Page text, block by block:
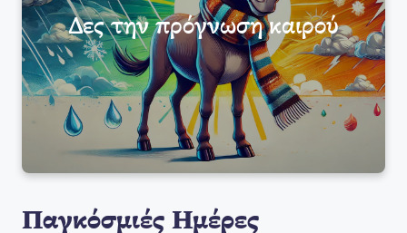
Δες την πρόγνωση καιρού
Παγκόσμιές Ημέρες